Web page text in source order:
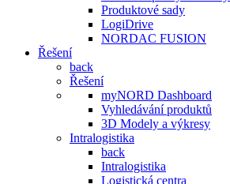
Produktové sady
LogiDrive
NORDAC FUSION
Řešení
back
Řešení
myNORD Dashboard
Vyhledávání produktů
3D Modely a výkresy
Intralogistika
back
Intralogistika
Logistická centra